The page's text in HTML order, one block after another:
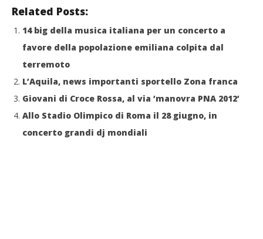
Related Posts:
14 big della musica italiana per un concerto a
favore della popolazione emiliana colpita dal
terremoto
L’Aquila, news importanti sportello Zona franca
Giovani di Croce Rossa, al via ‘manovra PNA 2012’
Allo Stadio Olimpico di Roma il 28 giugno, in
concerto grandi dj mondiali